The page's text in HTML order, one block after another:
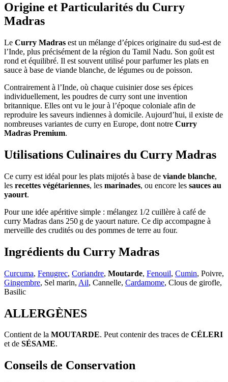
Origine et Particularités du Curry
Madras
Le Curry Madras est un mélange d’épices originaire du sud-est de
l’Inde, plus précisément de la région du Tamil Nadu. Son goût est
rond et équilibré. Il est souvent utilisé pour parfumer les plats en
sauce à base de viande blanche, de légumes ou de poisson.
Contrairement à l’Inde, où chaque cuisinier dose ses épices
individuellement, les poudres de curry sont une invention
britannique. Elles ont vu le jour à l’époque coloniale afin de
reproduire les saveurs indiennes à domicile. Aujourd’hui, il existe de
nombreuses variantes de curry en Europe, dont notre Curry
Madras Premium.
Utilisations Culinaires du Curry Madras
Ce curry est idéal pour les plats mijotés à base de viande blanche,
les recettes végétariennes, les marinades, ou encore les sauces au
yaourt.
Pour une idée apéritive simple : mélangez 1/2 cuillère à café de
curry Madras dans 250 g de yaourt nature. Ce dip accompagne à
merveille des crudités ou des pommes de terre au four.
Ingrédients du Curry Madras
Curcuma, Fenugrec, Coriandre, Moutarde, Fenouil, Cumin, Poivre,
Gingembre, Sel marin, Ail, Cannelle, Cardamome, Clous de girofle,
Basilic
ALLERGÈNES
Contient de la MOUTARDE. Peut contenir des traces de CÉLERI
et de SÉSAME.
Conseils de Conservation